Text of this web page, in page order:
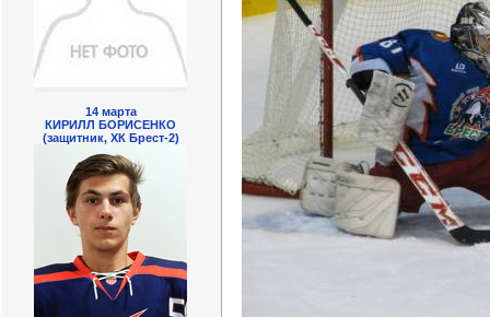
14 марта
КИРИЛЛ БОРИСЕНКО
(защитник, ХК Брест-2)